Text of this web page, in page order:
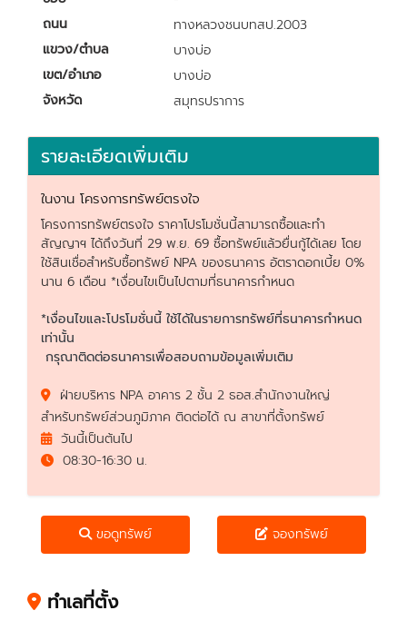
ถนน
ทางหลวงชนบทสป.2003
แขวง/ตำบล
บางบ่อ
เขต/อำเภอ
บางบ่อ
จังหวัด
สมุทรปราการ
รายละเอียดเพิ่มเติม
ในงาน โครงการทรัพย์ตรงใจ
โครงการทรัพย์ตรงใจ ราคาโปรโมชั่นนี้สามารถซื้อและทำ
สัญญาฯ ได้ถึงวันที่ 29 พ.ย. 69 ซื้อทรัพย์แล้วยื่นกู้ได้เลย โดย
ใช้สินเชื่อสำหรับซื้อทรัพย์ NPA ของธนาคาร อัตราดอกเบี้ย 0%
นาน 6 เดือน *เงื่อนไขเป็นไปตามที่ธนาคารกำหนด
*เงื่อนไขและโปรโมชั่นนี้ ใช้ได้ในรายการทรัพย์ที่ธนาคารกำหนด
เท่านั้น
กรุณาติดต่อธนาคารเพื่อสอบถามข้อมูลเพิ่มเติม
ฝ่ายบริหาร NPA อาคาร 2 ชั้น 2 ธอส.สำนักงานใหญ่
สำหรับทรัพย์ส่วนภูมิภาค ติดต่อได้ ณ สาขาที่ตั้งทรัพย์
วันนี้เป็นต้นไป
08:30-16:30 น.
ขอดูทรัพย์ จองทรัพย์
ทำเลที่ตั้ง